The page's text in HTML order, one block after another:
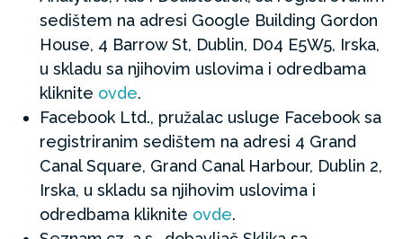
sedištem na adresi Google Building Gordon
House, 4 Barrow St, Dublin, D04 E5W5, Irska,
u skladu sa njihovim uslovima i odredbama
kliknite ovde.
Facebook Ltd., pružalac usluge Facebook sa
registriranim sedištem na adresi 4 Grand
Canal Square, Grand Canal Harbour, Dublin 2,
Irska, u skladu sa njihovim uslovima i
odredbama kliknite ovde.